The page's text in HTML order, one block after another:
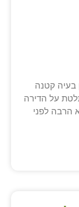
בעיה קטנה
על הדירה
היא הרבה לפני